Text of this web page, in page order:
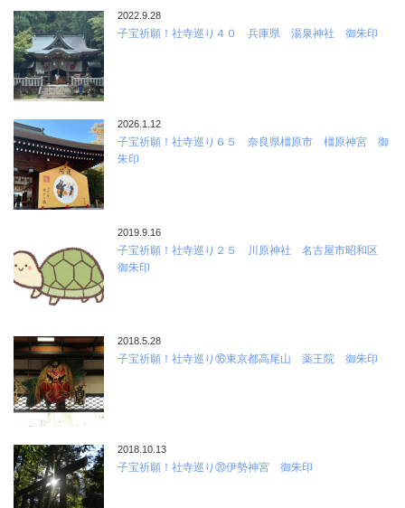
2022.9.28
子宝祈願！社寺巡り４０ 兵庫県 湯泉神社 御朱印
2026.1.12
子宝祈願！社寺巡り６５ 奈良県橿原市 橿原神宮 御
朱印
2019.9.16
子宝祈願！社寺巡り２５ 川原神社 名古屋市昭和区
御朱印
2018.5.28
子宝祈願！社寺巡り⑯東京都高尾山 薬王院 御朱印
2018.10.13
子宝祈願！社寺巡り⑳伊勢神宮 御朱印